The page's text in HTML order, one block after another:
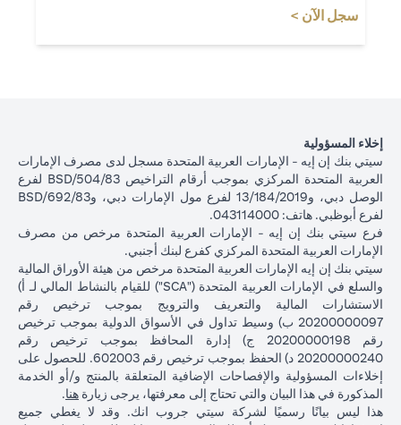
سجل الآن >
إخلاء المسؤولية
سيتي بنك إن إيه - الإمارات العربية المتحدة مسجل لدى مصرف الإمارات
العربية المتحدة المركزي بموجب أرقام التراخيص BSD/504/83 لفرع
الوصل دبي، و13/184/2019 لفرع مول الإمارات دبي، وBSD/692/83
لفرع أبوظبي. هاتف: 043114000.
فرع سيتي بنك إن إيه - الإمارات العربية المتحدة مرخص من مصرف
الإمارات العربية المتحدة المركزي كفرع لبنك أجنبي.
سيتي بنك إن إيه الإمارات العربية المتحدة مرخص من هيئة الأوراق المالية
والسلع في الإمارات العربية المتحدة ("SCA") للقيام بالنشاط المالي لـ أ)
الاستشارات المالية والتعريف والترويج بموجب ترخيص رقم
20200000097 ب) وسيط تداول في الأسواق الدولية بموجب ترخيص
رقم 20200000198 ج) إدارة المحافظ بموجب ترخيص رقم
20200000240 د) الحفظ بموجب ترخيص رقم 602003. للحصول على
إخلاءات المسؤولية والإفصاحات الإضافية المتعلقة بالمنتج و/أو الخدمة
المذكورة في هذا البيان والتي تحتاج إلى معرفتها، يرجى زيارة هنا.
هذا ليس بيانًا رسميًا لشركة سيتي جروب انك. وقد لا يغطي جميع